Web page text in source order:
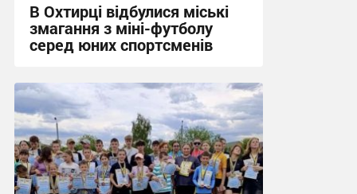
В Охтирці відбулися міські
змагання з міні-футболу
серед юних спортсменів
12:09, 15.06.2026